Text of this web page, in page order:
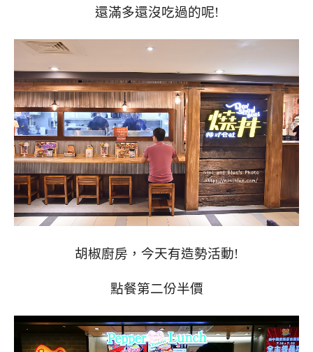
還滿多還沒吃過的呢!
胡椒廚房，今天有造勢活動!
點餐第二份半價